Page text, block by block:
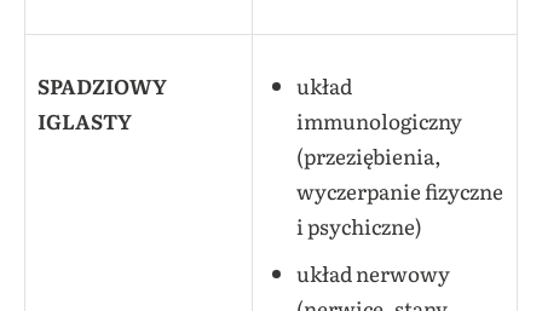
SPADZIOWY
IGLASTY
układ
immunologiczny
(przeziębienia,
wyczerpanie fizyczne
i psychiczne)
układ nerwowy